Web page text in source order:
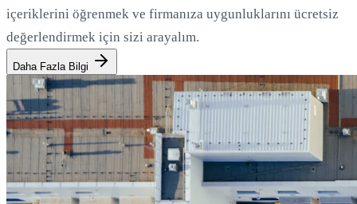
içeriklerini öğrenmek ve firmanıza uygunluklarını ücretsiz
değerlendirmek için sizi arayalım.
Daha Fazla Bilgi